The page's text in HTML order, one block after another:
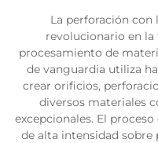
La perforación con
revolucionario en
procesamiento de
de vanguardia utiliza
crear orificios,
diversos materiales
excepcionales. El
de alta intensidad sobre